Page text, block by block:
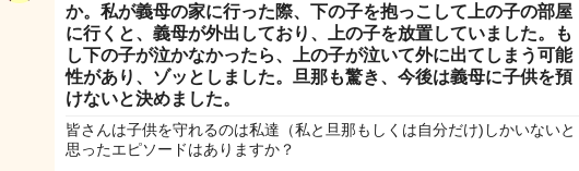
か。私が義母の家に行った際、下の子を抱っこして上の子の部屋
に行くと、義母が外出しており、上の子を放置していました。も
し下の子が泣かなかったら、上の子が泣いて外に出てしまう可能
性があり、ゾッとしました。旦那も驚き、今後は義母に子供を預
けないと決めました。
皆さんは子供を守れるのは私達（私と旦那もしくは自分だけ)しかいないと
思ったエピソードはありますか？